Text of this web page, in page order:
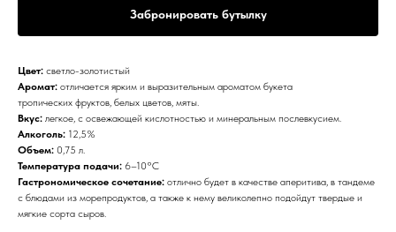
Забронировать бутылку
Цвет: светло-золотистый
Аромат: отличается ярким и выразительным ароматом букета
тропических фруктов, белых цветов, мяты.
Вкус: легкое, с освежающей кислотностью и минеральным послевкусием.
Алкоголь: 12,5%
Объем: 0,75 л.
Температура подачи: 6–10°С
Гастрономическое сочетание: отлично будет в качестве аперитива, в тандеме
с блюдами из морепродуктов, а также к нему великолепно подойдут твердые и
мягкие сорта сыров.